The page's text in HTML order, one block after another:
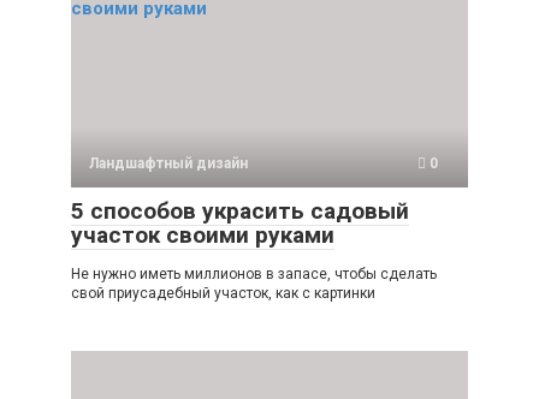
Ландшафтный дизайн 0
5 способов украсить садовый
участок своими руками
Не нужно иметь миллионов в запасе, чтобы сделать
свой приусадебный участок, как с картинки